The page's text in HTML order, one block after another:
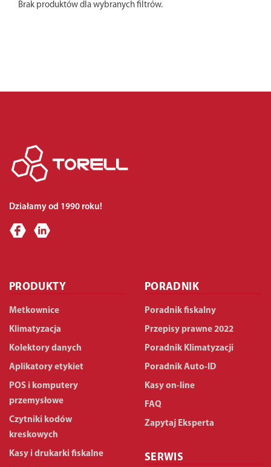
Brak produktów dla wybranych filtrów.
Działamy od 1990 roku!
PRODUKTY
Metkownice
Klimatyzacja
Kolektory danych
Aplikatory etykiet
POS i komputery
przemysłowe
Czytniki kodów
kreskowych
Kasy i drukarki fiskalne
PORADNIK
Poradnik fiskalny
Przepisy prawne 2022
Poradnik Klimatyzacji
Poradnik Auto-ID
Kasy on-line
FAQ
Zapytaj Eksperta
SERWIS